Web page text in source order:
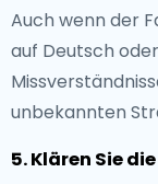
Auch wenn der
auf Deutsch
unbekannten
5. Klären Sie